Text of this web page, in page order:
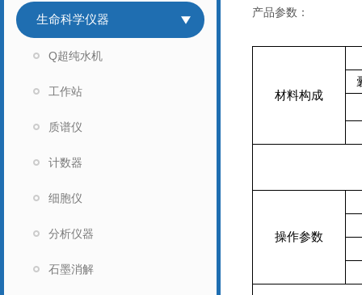
生命科学仪器
Q超纯水机
工作站
质谱仪
计数器
细胞仪
分析仪器
石墨消解
产品参数：
材料构成
操作参数